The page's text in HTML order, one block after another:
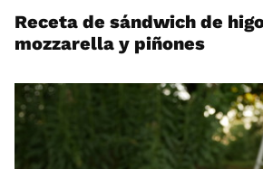
Receta de sándwich de
mozzarella y piñones